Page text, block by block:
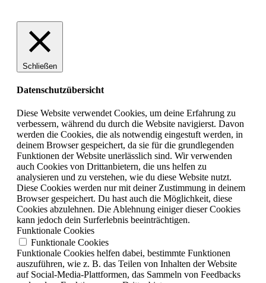
Schließen
Datenschutzübersicht
Diese Website verwendet Cookies, um deine Erfahrung zu
verbessern, während du durch die Website navigierst. Davon
werden die Cookies, die als notwendig eingestuft werden, in
deinem Browser gespeichert, da sie für die grundlegenden
Funktionen der Website unerlässlich sind. Wir verwenden
auch Cookies von Drittanbietern, die uns helfen zu
analysieren und zu verstehen, wie du diese Website nutzt.
Diese Cookies werden nur mit deiner Zustimmung in deinem
Browser gespeichert. Du hast auch die Möglichkeit, diese
Cookies abzulehnen. Die Ablehnung einiger dieser Cookies
kann jedoch dein Surferlebnis beeinträchtigen.
Funktionale Cookies
Funktionale Cookies
Funktionale Cookies helfen dabei, bestimmte Funktionen
auszuführen, wie z. B. das Teilen von Inhalten der Website
auf Social-Media-Plattformen, das Sammeln von Feedbacks